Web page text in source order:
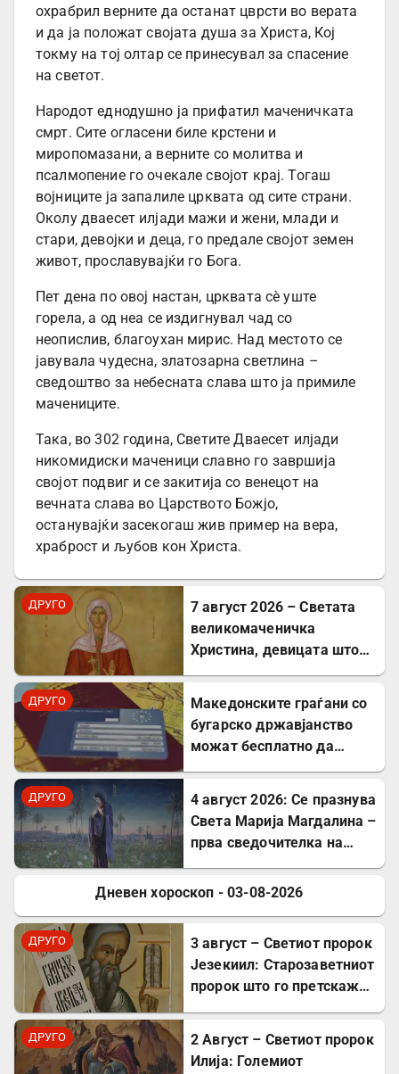
охрабрил верните да останат цврсти во верата
и да ја положат својата душа за Христа, Кој
токму на тој олтар се принесувал за спасение
на светот.
Народот еднодушно ја прифатил маченичката
смрт. Сите огласени биле крстени и
миропомазани, а верните со молитва и
псалмопение го очекале својот крај. Тогаш
војниците ја запалиле црквата од сите страни.
Околу дваесет илјади мажи и жени, млади и
стари, девојки и деца, го предале својот земен
живот, прославувајќи го Бога.
Пет дена по овој настан, црквата сè уште
горела, а од неа се издигнувал чад со
неопислив, благоухан мирис. Над местото се
јавувала чудесна, златозарна светлина –
сведоштво за небесната слава што ја примиле
мачениците.
Така, во 302 година, Светите Дваесет илјади
никомидиски маченици славно го завршија
својот подвиг и се закитија со венецот на
вечната слава во Царството Божјо,
останувајќи засекогаш жив пример на вера,
храброст и љубов кон Христа.
ДРУГО
7 август 2026 – Светата
великомаченичка
Христина, девицата што
ДРУГО
Mакедонските граѓани со
бугарско државјанство
можат бесплатно да
ДРУГО
4 август 2026: Се празнува
Света Марија Магдалина –
прва сведочителка на
ДРУГО
Дневен хороскоп - 03-08-2026
ДРУГО
3 август – Светиот пророк
Језекиил: Старозаветниот
пророк што го претскажа
ДРУГО
2 Август – Светиот пророк
Илија: Големиот